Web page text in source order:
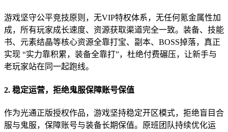
游戏坚守公平竞技原则，无VIP特权体系，无任何氪金属性加
成，所有玩家成长速度、资源获取渠道完全一致。装备、技能
书、元素结晶等核心资源全靠打宝、副本、BOSS掉落，真正
实现 “实力靠积累，装备全靠打”，杜绝付费碾压，让新手与
老玩家站在同一起跑线。
2. 稳定运营，拒绝鬼服保障账号保值
作为光通正版授权作品，游戏坚持稳定开区模式，拒绝盲目合
服与鬼服，保障账号与装备长期保值。原班团队持续优化运